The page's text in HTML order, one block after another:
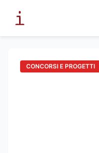
CONCORSI E PROGETTI